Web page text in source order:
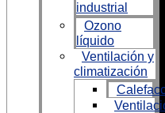
industrial
Ozono
líquido
Ventilación y
climatización